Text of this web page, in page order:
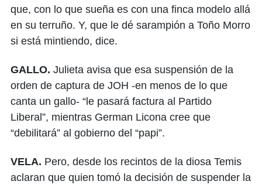
que, con lo que sueña es con una finca modelo allá
en su terruño. Y, que le dé sarampión a Toño Morro
si está mintiendo, dice.
GALLO. Julieta avisa que esa suspensión de la
orden de captura de JOH -en menos de lo que
canta un gallo- “le pasará factura al Partido
Liberal”, mientras German Licona cree que
“debilitará” al gobierno del “papi”.
VELA. Pero, desde los recintos de la diosa Temis
aclaran que quien tomó la decisión de suspender la